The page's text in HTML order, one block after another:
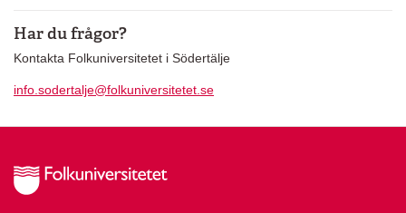
Har du frågor?
Kontakta Folkuniversitetet i Södertälje
info.sodertalje@folkuniversitetet.se